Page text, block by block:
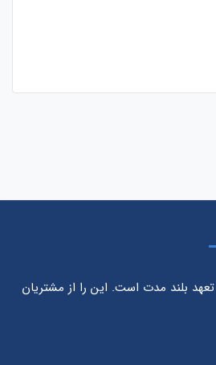
بلند مدت است. این را از مشتریان